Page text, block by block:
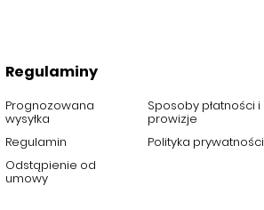
Regulaminy
Prognozowana
wysyłka
Sposoby płatności i
prowizje
Regulamin
Polityka prywatności
Odstąpienie od
umowy